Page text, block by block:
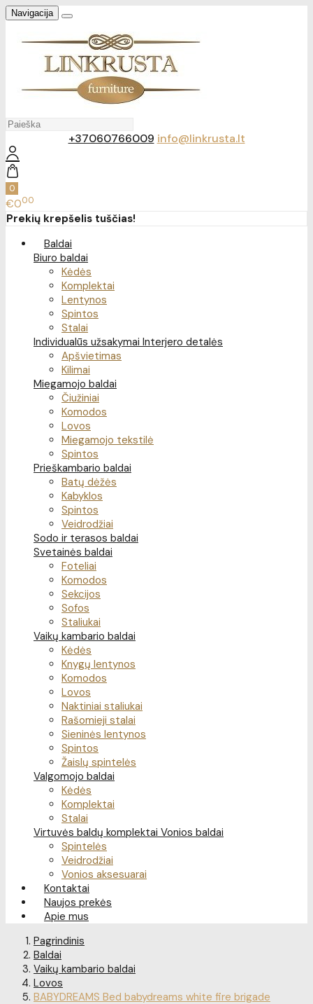
Navigacija
+37060766009 info@linkrusta.lt
0
€000
Prekių krepšelis tuščias!
Baldai
Biuro baldai
Kėdės
Komplektai
Lentynos
Spintos
Stalai
Individualūs užsakymai Interjero detalės
Apšvietimas
Kilimai
Miegamojo baldai
Čiužiniai
Komodos
Lovos
Miegamojo tekstilė
Spintos
Prieškambario baldai
Batų dėžės
Kabyklos
Spintos
Veidrodžiai
Sodo ir terasos baldai
Svetainės baldai
Foteliai
Komodos
Sekcijos
Sofos
Staliukai
Vaikų kambario baldai
Kėdės
Knygų lentynos
Komodos
Lovos
Naktiniai staliukai
Rašomieji stalai
Sieninės lentynos
Spintos
Žaislų spintelės
Valgomojo baldai
Kėdės
Komplektai
Stalai
Virtuvės baldų komplektai Vonios baldai
Spintelės
Veidrodžiai
Vonios aksesuarai
Kontaktai
Naujos prekės
Apie mus
Pagrindinis
Baldai
Vaikų kambario baldai
Lovos
BABYDREAMS Bed babydreams white fire brigade